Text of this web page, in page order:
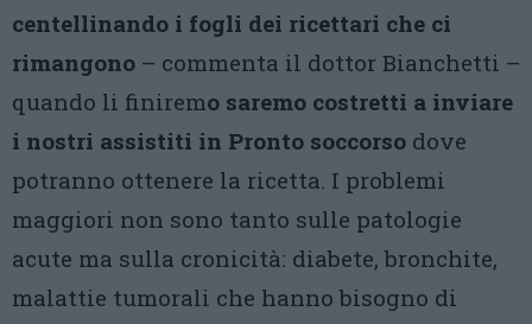
centellinando i fogli dei ricettari che ci
rimangono – commenta il dottor Bianchetti –
quando li finiremo saremo costretti a inviare
i nostri assistiti in Pronto soccorso dove
potranno ottenere la ricetta. I problemi
maggiori non sono tanto sulle patologie
acute ma sulla cronicità: diabete, bronchite,
malattie tumorali che hanno bisogno di